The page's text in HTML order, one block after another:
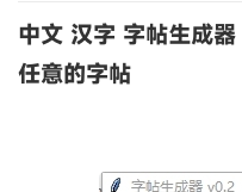
中文 汉字 字帖生成
任意的字帖